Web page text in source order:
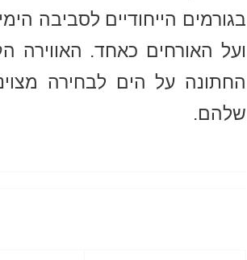
בגורמים הייחודיים לסביבה
ועל האורחים כאחד. האווירה
החתונה על הים לבחירה
שלהם.